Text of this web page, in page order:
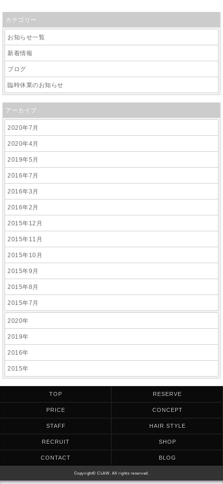
カテゴリー
お知らせ一覧
新着情報
ブログ
臨時休業のお知らせ
アーカイブ
2020年7月
2020年4月
2019年5月
2016年7月
2016年3月
2016年2月
2015年12月
2015年11月
2015年10月
2015年9月
2015年8月
2015年7月
2020年
2019年
2016年
2015年
TOP RESERVE
PRICE CONCEPT
STAFF HAIR STYLE
RECRUIT SHOP
CONTACT BLOG
Copyright© CLAW. All rights reserved.